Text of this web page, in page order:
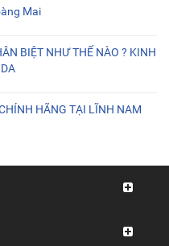
Mai
BIỆT NHƯ THẾ NÀO ? KINH
HÃNG TẠI LĨNH NAM